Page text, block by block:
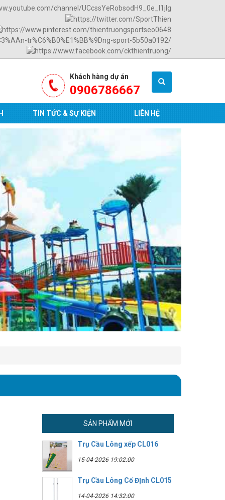
Khách hàng dự án
0906786667
TIN TỨC & SỰ KIỆN LIÊN HỆ
SẢN PHẨM MỚI
Trụ Cầu Lông xếp CL016
15-04-2026 19:02:00
Trụ Cầu Lông Cố ĐỊnh CL015
14-04-2026 14:32:00